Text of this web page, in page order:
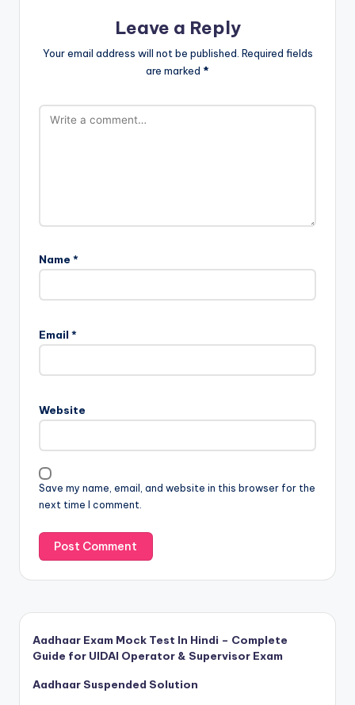
Leave a Reply
Your email address will not be published. Required fields
are marked *
Name *
Email *
Website
Save my name, email, and website in this browser for the
next time I comment.
Aadhaar Exam Mock Test In Hindi – Complete
Guide for UIDAI Operator & Supervisor Exam
Aadhaar Suspended Solution